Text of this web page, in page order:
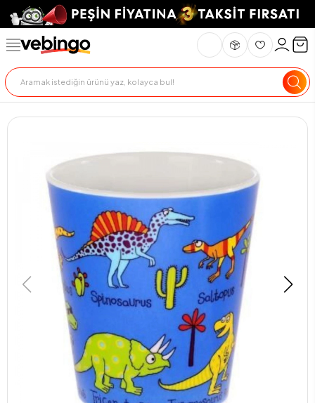
Genel Bakış Ürün Açıklaması Teslimat Ve İade Ödeme